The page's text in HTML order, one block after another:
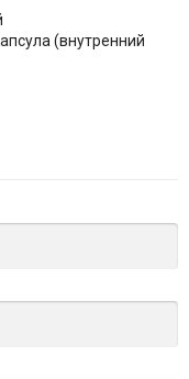
(внутренний